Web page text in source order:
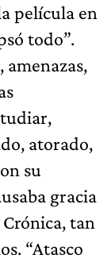
película en
todo”.
amenazas,
atorado,
su
gracia
tan
“Atasco